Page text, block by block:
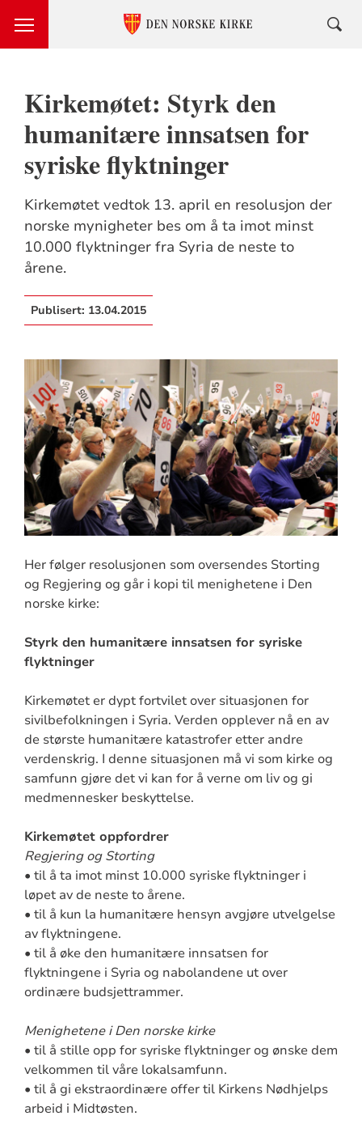
Kirkemøtet: Styrk den
humanitære innsatsen for
syriske flyktninger
Kirkemøtet vedtok 13. april en resolusjon der
norske mynigheter bes om å ta imot minst
10.000 flyktninger fra Syria de neste to
årene.
Publisert: 13.04.2015
Her følger resolusjonen som oversendes Storting
og Regjering og går i kopi til menighetene i Den
norske kirke:
Styrk den humanitære innsatsen for syriske
flyktninger
Kirkemøtet er dypt fortvilet over situasjonen for
sivilbefolkningen i Syria. Verden opplever nå en av
de største humanitære katastrofer etter andre
verdenskrig. I denne situasjonen må vi som kirke og
samfunn gjøre det vi kan for å verne om liv og gi
medmennesker beskyttelse.
Kirkemøtet oppfordrer
Regjering og Storting
• til å ta imot minst 10.000 syriske flyktninger i
løpet av de neste to årene.
• til å kun la humanitære hensyn avgjøre utvelgelse
av flyktningene.
• til å øke den humanitære innsatsen for
flyktningene i Syria og nabolandene ut over
ordinære budsjettrammer.
Menighetene i Den norske kirke
• til å stille opp for syriske flyktninger og ønske dem
velkommen til våre lokalsamfunn.
• til å gi ekstraordinære offer til Kirkens Nødhjelps
arbeid i Midtøsten.